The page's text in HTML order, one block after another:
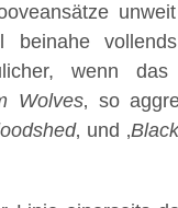
beinahe
wenn
Wolves‚ so
‚ und ‚